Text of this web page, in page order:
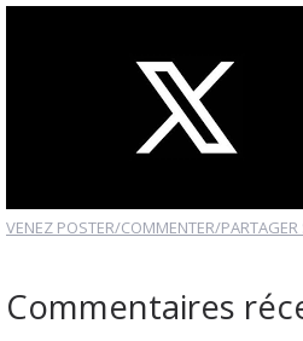
VENEZ POSTER/COMMENTER/
Commentaires